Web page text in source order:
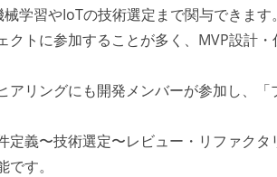
学習やIoTの技術選定まで関与できます。
クトに参加することが多く、MVP設計
アリングにも開発メンバーが参加し、
定義〜技術選定〜レビュー・リファク
す。